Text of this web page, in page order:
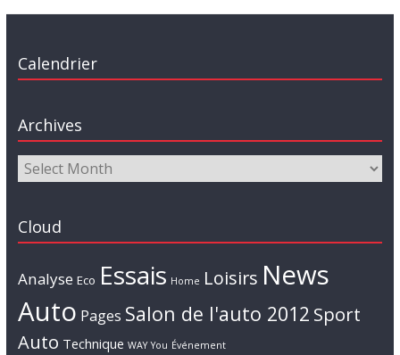
Calendrier
Archives
Cloud
Analyse Eco Essais Home Loisirs News
Auto Pages Salon de l'auto 2012 Sport
Auto Technique WAY You Événement